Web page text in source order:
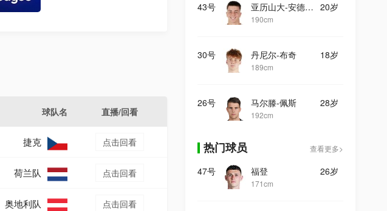
球队名 直播/回看
捷克 点击回看
荷兰队 点击回看
奥地利队 点击回看
43号 20岁
亚历山大-安德烈耶夫
190cm
30号 18岁
丹尼尔-布奇
189cm
26号 28岁
马尔滕-佩斯
192cm
热门球员 查看更多>
47号 26岁
福登
171cm